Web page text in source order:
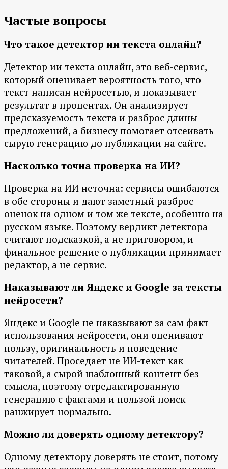
Частые вопросы
Что такое детектор ии текста онлайн?
Детектор ии текста онлайн, это веб-сервис,
который оценивает вероятность того, что
текст написан нейросетью, и показывает
результат в процентах. Он анализирует
предсказуемость текста и разброс длины
предложений, а бизнесу помогает отсеивать
сырую генерацию до публикации на сайте.
Насколько точна проверка на ИИ?
Проверка на ИИ неточна: сервисы ошибаются
в обе стороны и дают заметный разброс
оценок на одном и том же тексте, особенно на
русском языке. Поэтому вердикт детектора
считают подсказкой, а не приговором, и
финальное решение о публикации принимает
редактор, а не сервис.
Наказывают ли Яндекс и Google за тексты
нейросети?
Яндекс и Google не наказывают за сам факт
использования нейросети, они оценивают
пользу, оригинальность и поведение
читателей. Проседает не ИИ-текст как
таковой, а сырой шаблонный контент без
смысла, поэтому отредактированную
генерацию с фактами и пользой поиск
ранжирует нормально.
Можно ли доверять одному детектору?
Одному детектору доверять не стоит, потому